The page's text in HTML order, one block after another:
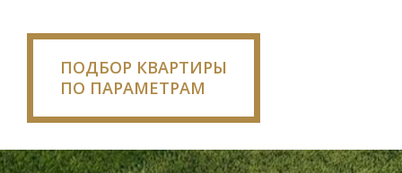
ПОДБОР КВАРТИРЫ
ПО ПАРАМЕТРАМ